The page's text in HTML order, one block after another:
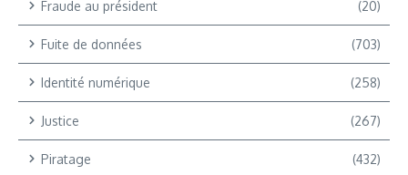
Fraude au président (20)
Fuite de données (703)
Identité numérique (258)
Justice (267)
Piratage (432)